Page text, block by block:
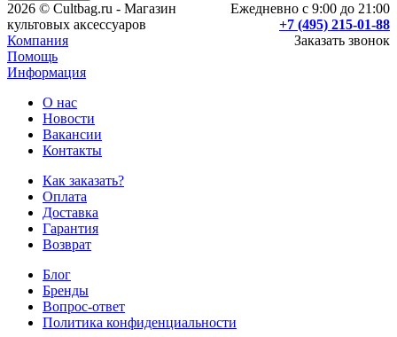
Ежедневно с 9:00 до 21:00
+7 (495) 215-01-88
Заказать звонок
2026 © Cultbag.ru - Магазин
культовых аксессуаров
Компания
Помощь
Информация
О нас
Новости
Вакансии
Контакты
Как заказать?
Оплата
Доставка
Гарантия
Возврат
Блог
Бренды
Вопрос-ответ
Политика конфиденциальности